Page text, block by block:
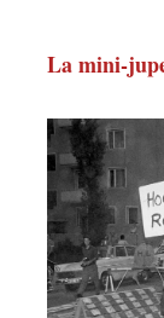
La mini-